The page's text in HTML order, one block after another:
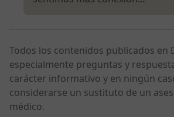
Todos los contenidos publicados en
especialmente preguntas y
carácter informativo y en ningún
considerarse un sustituto de un
médico.